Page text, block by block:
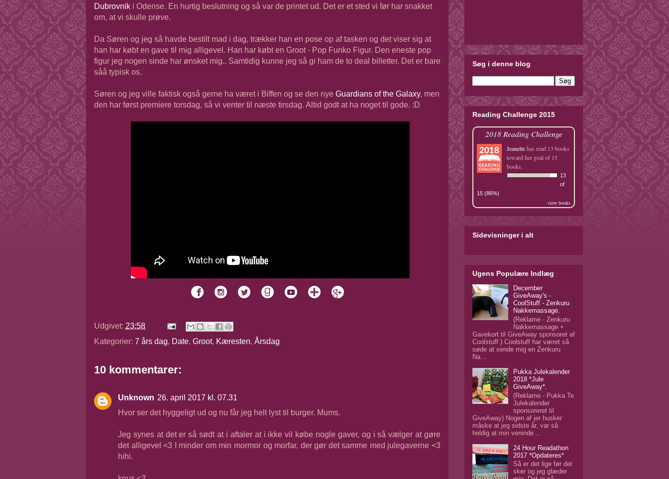
Dubrovnik i Odense. En hurtig beslutning og så var de printet ud. Det er et sted vi før har snakket
om, at vi skulle prøve.
Da Søren og jeg så havde bestilt mad i dag, trækker han en pose op af tasken og det viser sig at
han har købt en gave til mig alligevel. Han har købt en Groot - Pop Funko Figur. Den eneste pop
figur jeg nogen sinde har ønsket mig.. Samtidig kunne jeg så gi ham de to deal billetter. Det er bare
såå typisk os.
Søren og jeg ville faktisk også gerne ha været i Biffen og se den nye Guardians of the Galaxy, men
den har først premiere torsdag, så vi venter til næste tirsdag. Altid godt at ha noget til gode. :D
Udgivet: 23:58
Kategorier: 7 års dag, Date, Groot, Kæresten, Årsdag
10 kommentarer:
Unknown 26. april 2017 kl. 07.31
Hvor ser det hyggeligt ud og nu får jeg helt lyst til burger. Mums.
Jeg synes at det er så sødt at i aftaler at i ikke vil købe nogle gaver, og i så vælger at gøre
det alligevel <3 I minder om min mormor og morfar, der gør det samme med julegaverne <3
hihi.
Søg i denne blog
Reading Challenge 2015
2018 Reading Challenge
Jeanettehas read 13 books
toward her goal of 15
books.
13
of
15 (86%)
view books
Sidevisninger i alt
Ugens Populære Indlæg
December
GiveAway's -
CoolStuff - Zenkuru
Nakkemassage.
(Reklame - Zenkuru
Nakkemassage +
Gavekort til GiveAway sponsoret af
Coolstuff ) Coolstuff har været så
søde at sende mig en Zenkuru
Na...
Pukka Julekalender
2018 *Jule
GiveAway*.
(Reklame - Pukka Te
Julekalender
sponsoreret til
GiveAway) Nogen af jer husker
måske at jeg sidste år, var så
heldig at min veninde ...
24 Hour Readathon
2017 *Opdateres*
Så er det lige før det
sker og jeg glæder